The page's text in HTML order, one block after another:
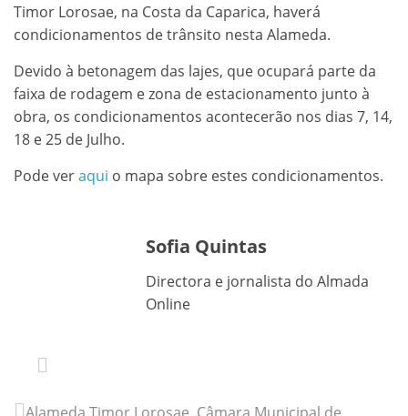
Timor Lorosae, na Costa da Caparica, haverá
condicionamentos de trânsito nesta Alameda.
Devido à betonagem das lajes, que ocupará parte da
faixa de rodagem e zona de estacionamento junto à
obra, os condicionamentos acontecerão nos dias 7, 14,
18 e 25 de Julho.
Pode veraqui o mapa sobre estes condicionamentos.
Sofia Quintas
Directora e jornalista do Almada
Online